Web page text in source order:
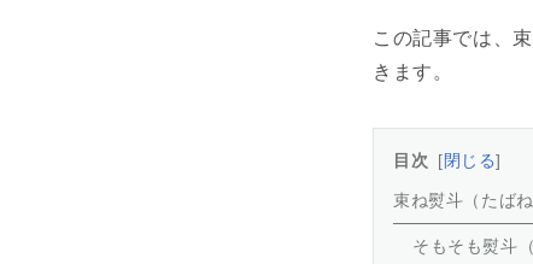
この記事では、
きます。
目次 閉じる
束ね熨斗（たば
そもそも熨斗